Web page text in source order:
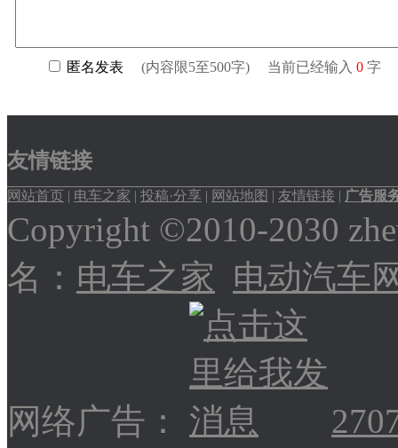
友情链接
网站首页 | 电车之家 | 投稿·分享 | 网站地图 | 友情链接 | 广告服
Copyright ©2010-2030
名： 电车之家 电动汽车
网络广告：